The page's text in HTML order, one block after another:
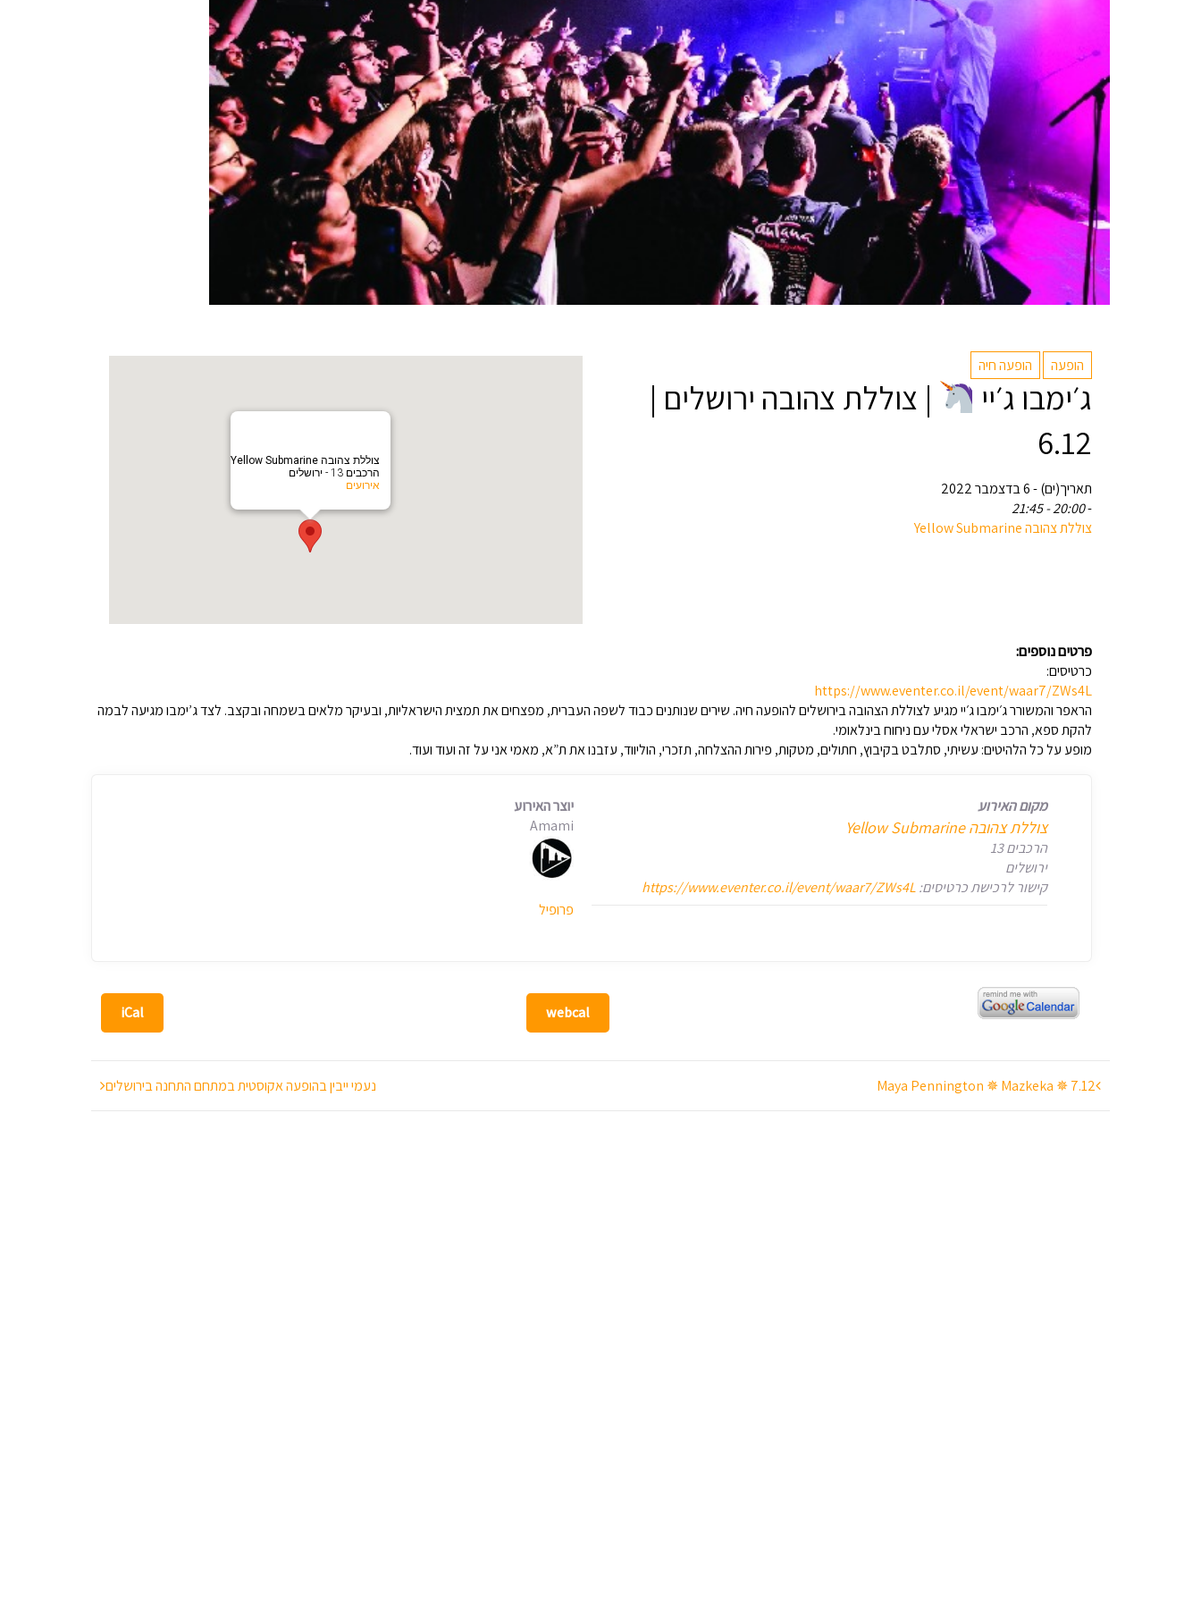
הופעה הופעה חיה
ג׳ימבו ג׳יי
| צוללת צהובה ירושלים |
6.12
תאריך(ים) - 6 בדצמבר 2022
-
20:00 - 21:45
צוללת צהובה Yellow Submarine
צוללת צהובה Yellow Submarine
הרכבים 13 - ירושלים
אירועים
פרטים נוספים:
כרטיסים:
https://www.eventer.co.il/event/waar7/ZWs4L
הראפר והמשורר ג׳ימבו ג׳יי מגיע לצוללת הצהובה בירושלים להופעה חיה. שירים שנותנים כבוד לשפה העברית, מפצחים את תמצית הישראליות, ובעיקר מלאים בשמחה ובקצב. לצד ג’ימבו מגיעה לבמה
להקת ספא, הרכב ישראלי אסלי עם ניחוח בינלאומי.
מופע על כל הלהיטים: עשיתי, סתלבט בקיבוץ, חתולים, מטקות, פירות ההצלחה, תזכרי, הוליווד, עזבנו את ת”א, מאמי אני על זה ועוד ועוד.
מקום האירוע
צוללת צהובה Yellow Submarine
הרכבים 13
ירושלים
קישור לרכישת כרטיסים:https://www.eventer.co.il/event/waar7/ZWs4L
יוצר האירוע
Amami
פרופיל
webcal
iCal
ניווט
Maya Pennington ✵ Mazkeka ✵ 7.12 נעמי ייבין בהופעה אקוסטית במתחם התחנה בירושלים